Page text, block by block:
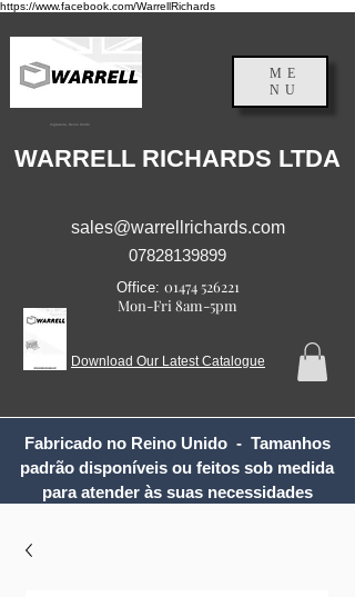
https://www.facebook.com/WarrellRichards
Inglaterra, Reino Unido
ME
NU
WARRELL RICHARDS LTDA
sales@warrellrichards.com
07828139899
Office: 01474 526221
Mon-Fri 8am-5pm
Download Our Latest Catalogue
Fabricado no Reino Unido - Tamanhos
padrão disponíveis ou feitos sob medida
para atender às suas necessidades